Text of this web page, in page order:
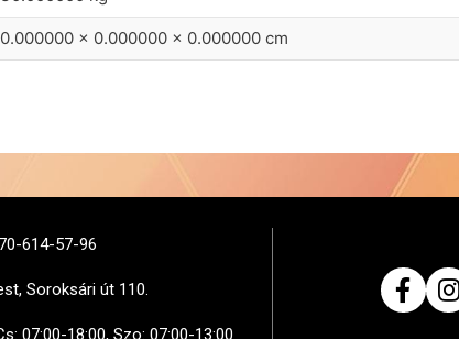
0.000000 × 0.000000 × 0.000000 cm
614-57-96
Soroksári út 110.
07:00-18:00, Szo: 07:00-13:00